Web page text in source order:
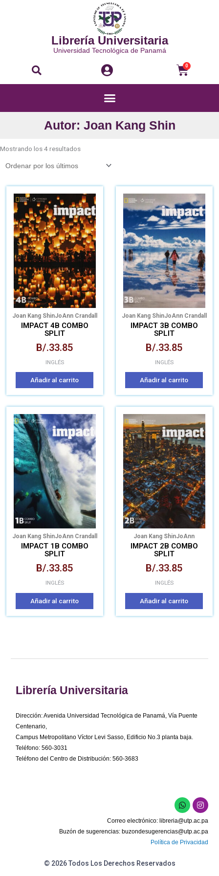
Librería Universitaria
Universidad Tecnológica de Panamá
Buscar 0
Menú
Autor: Joan Kang Shin
Mostrando los 4 resultadospor
Joan Kang ShinJoAnn Crandall
IMPACT 4B COMBO
SPLIT
B/.33.85
INGLÉS
Añadir al carrito
Joan Kang ShinJoAnn Crandall
IMPACT 3B COMBO
SPLIT
B/.33.85
INGLÉS
Añadir al carrito
Joan Kang ShinJoAnn Crandall
IMPACT 1B COMBO
SPLIT
B/.33.85
INGLÉS
Añadir al carrito
Joan Kang ShinJoAnn
CrandallKatherine Stannett
IMPACT 2B COMBO
SPLIT
B/.33.85
INGLÉS
Añadir al carrito
Librería Universitaria
Dirección: Avenida Universidad Tecnológica de Panamá, Vía Puente
Centenario,
Campus Metropolitano Víctor Levi Sasso, Edificio No.3 planta baja.
Teléfono: 560-3031
Teléfono del Centro de Distribución: 560-3683
W
h
a
t
s
a
I
n
t
a
g
Correo electrónico: libreria@utp.ac.pa
Buzón de sugerencias: buzondesugerencias@utp.ac.pa
Política de Privacidad
© 2026 Todos Los Derechos Reservados